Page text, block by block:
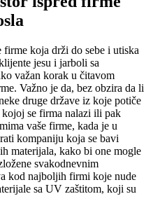
koja drži do sebe i utiska
jesu i jarboli sa
važan korak u čitavom
Važno je da, bez obzira da li
druge države iz koje potiče
kojoj se firma nalazi ili pak
vaše firme, kada je u
kompaniju koja se bavi
materijala, kako bi one mogle
svakodnevnim
kod najboljih firmi koje nude
sa UV zaštitom, koji su